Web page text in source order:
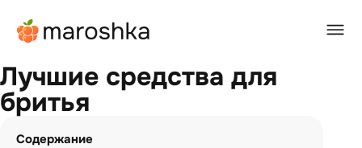
Лучшие средства для
бритья
Содержание